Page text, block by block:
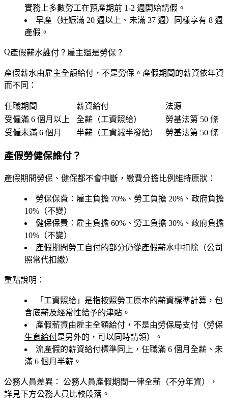
實務上多數勞工在預產期前 1-2 週開始請假。
早產（妊娠滿 20 週以上、未滿 37 週）同樣享有 8 週
產假。
產假薪水誰付？雇主還是勞保？
產假薪水由雇主全額給付，不是勞保 。產假期間的薪資依年資
而不同：
任職期間 薪資給付
法源
受僱滿 6 個月以上
全薪 （工資照給）
勞基法第 50 條
受僱未滿 6 個月
半薪 （工資減半發給） 勞基法第 50 條
產假勞健保誰付？
產假期間勞保、健保都不會中斷 ，繳費分擔比例維持原狀：
勞保保費 ：雇主負擔 70%、勞工負擔 20%、政府負擔
10%（不變）
健保保費 ：雇主負擔 60%、勞工負擔 30%、政府負擔
10%（不變）
產假期間勞工自付的部分仍從產假薪水中扣除（公司
照常代扣繳）
重點說明：
「工資照給」是指按照勞工原本的薪資標準計算，包
含底薪及經常性給予的津貼。
產假薪資由雇主全額給付 ，不是由勞保局支付（勞保
生育給付是另外的，可以同時請領）。
流產假的薪資給付標準同上，任職滿 6 個月全薪、未
滿 6 個月半薪。
公務人員差異： 公務人員產假期間一律全薪 （不分年資），
詳見下方公務人員比較段落。